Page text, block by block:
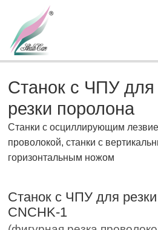
Станок с ЧПУ
резки поролона
Станки с осциллирующим
проволокой, cтанки с
горизонтальным ножом
Станок с ЧПУ для
CNCHK-1